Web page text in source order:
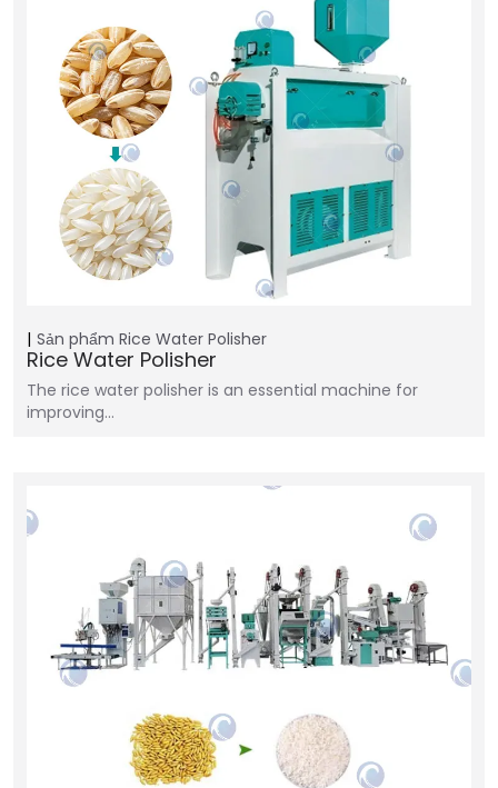
Sản phẩm Rice Water Polisher
Rice Water Polisher
The rice water polisher is an essential machine for
improving…